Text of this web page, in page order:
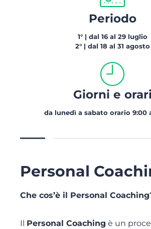
Periodo
1° | dal 16 al 29 luglio
2° | dal 18 al 31 agosto
Giorni e orari
da lunedì a sabato orario 9:00
Personal
Che cos’è il Personal
Il Personal Coaching è un